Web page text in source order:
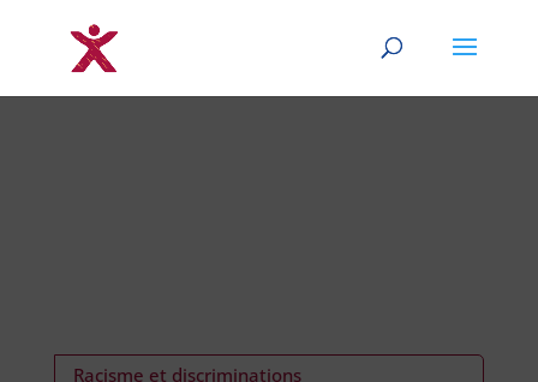
Racisme et discriminations